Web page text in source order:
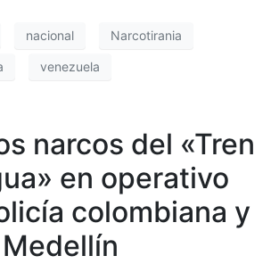
nacional Narcotirania
venezuela
narcos del «Tren
en operativo
colombiana y